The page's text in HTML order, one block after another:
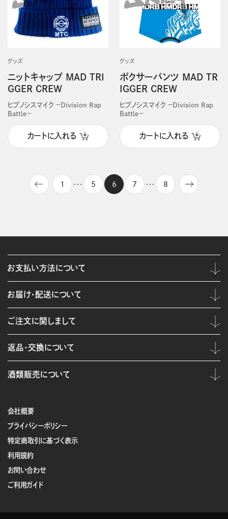
グッズ
ニットキャップ MAD TRI
GGER CREW
ヒプノシスマイク －Division Rap
Battle－
カートに入れる
グッズ
ボクサーパンツ MAD TR
IGGER CREW
ヒプノシスマイク －Division Rap
Battle－
カートに入れる
1 ・・・ 5 6 7 ・・・ 8
会社概要
プライバシーポリシー
特定商取引に基づく表示
利用規約
お問い合わせ
ご利用ガイド
お支払い方法について
お届け・配送について
ご注文に関しまして
返品・交換について
酒類販売について